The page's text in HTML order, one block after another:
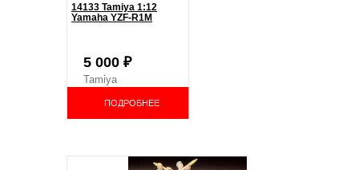
14133 Tamiya 1:12
Yamaha YZF-R1M
5 000 ₽
Tamiya
ПОДРОБНЕЕ